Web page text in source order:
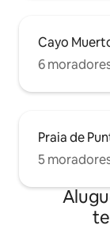
Cayo
6
Praia de
5